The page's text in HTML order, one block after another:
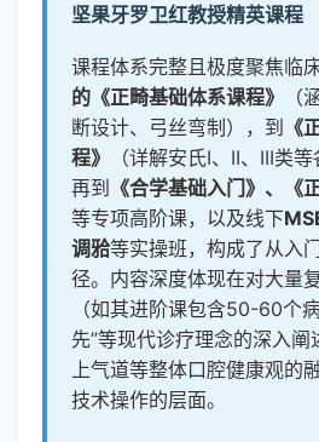
坚果牙罗卫红教授精英课程
课程体系完整且极度聚焦临
的《正畸基础体系课程》
（
断设计、弓丝弯制），到 《
程》
（详解安氏I、II、III类
再到 《合学基础入门》、《
等专项高阶课，以及线下
调𬌗等实操班，构成了从入
径。内容深度体现在对大量
（如其进阶课包含50-60个
先”等现代诊疗理念的深入阐
上气道等整体口腔健康观的
技术操作的层面。